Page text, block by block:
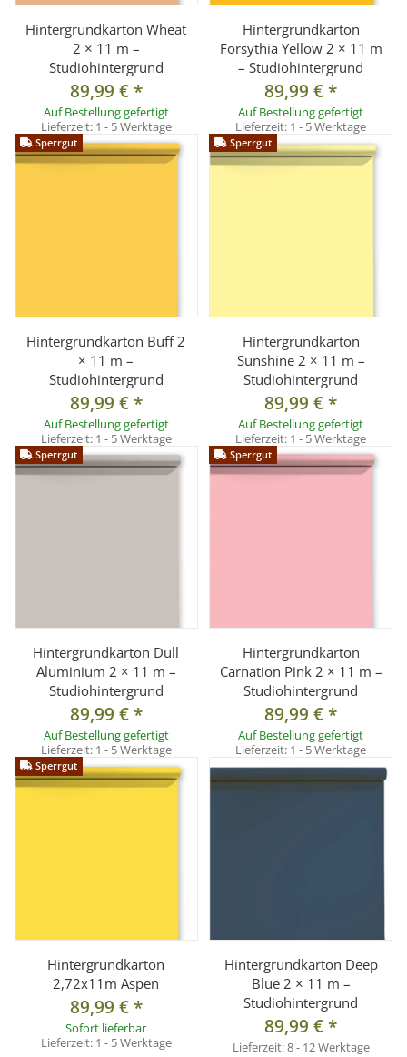
Hintergrundkarton Wheat
2 × 11 m –
Studiohintergrund
89,99 €*
Auf Bestellung gefertigt
Lieferzeit: 1 - 5 Werktage
Hintergrundkarton
Forsythia Yellow 2 × 11 m
– Studiohintergrund
89,99 €*
Auf Bestellung gefertigt
Lieferzeit: 1 - 5 Werktage
Sperrgut
Hintergrundkarton Buff 2
× 11 m –
Studiohintergrund
89,99 €*
Auf Bestellung gefertigt
Lieferzeit: 1 - 5 Werktage
Sperrgut
Hintergrundkarton
Sunshine 2 × 11 m –
Studiohintergrund
89,99 €*
Auf Bestellung gefertigt
Lieferzeit: 1 - 5 Werktage
Sperrgut
Hintergrundkarton Dull
Aluminium 2 × 11 m –
Studiohintergrund
89,99 €*
Auf Bestellung gefertigt
Lieferzeit: 1 - 5 Werktage
Sperrgut
Hintergrundkarton
Carnation Pink 2 × 11 m –
Studiohintergrund
89,99 €*
Auf Bestellung gefertigt
Lieferzeit: 1 - 5 Werktage
Sperrgut
Hintergrundkarton
2,72x11m Aspen
89,99 €*
Sofort lieferbar
Lieferzeit: 1 - 5 Werktage
Hintergrundkarton Deep
Blue 2 × 11 m –
Studiohintergrund
89,99 €*
Lieferzeit:8 - 12 Werktage